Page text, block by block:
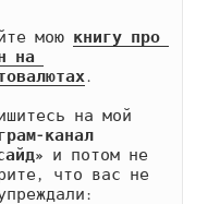
мою книгу про
на
.
канал
и потом не
что вас не